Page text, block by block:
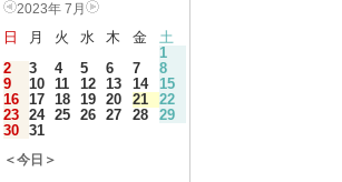
2023年 7月
日 月 火 水 木 金
土
1
2
3 4 5 6 7
8
9
10 11 12 13 14
15
16 17 18 19 20 21
22
23 24 25 26 27 28
29
30 31
＜今日＞